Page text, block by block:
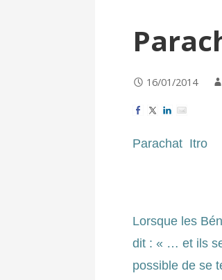
16/01/2014
Parachat Itro
Lorsque les
dit : « … et ils
possible de se